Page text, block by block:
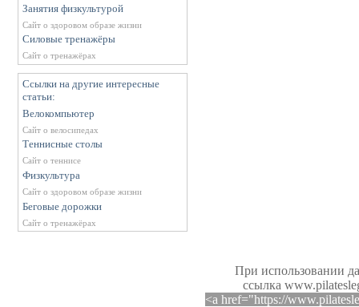
Занятия физкультурой
Сайт о здоровом образе жизни
Силовые тренажёры
Сайт о тренажёрах
Ссылки на другие интересные
статьи:
Велокомпьютер
Сайт о велосипедах
Теннисные столы
Сайт о теннисе
Физкультура
Сайт о здоровом образе жизни
Беговые дорожки
Сайт о тренажёрах
При использовании
ссылка
<a href="https://